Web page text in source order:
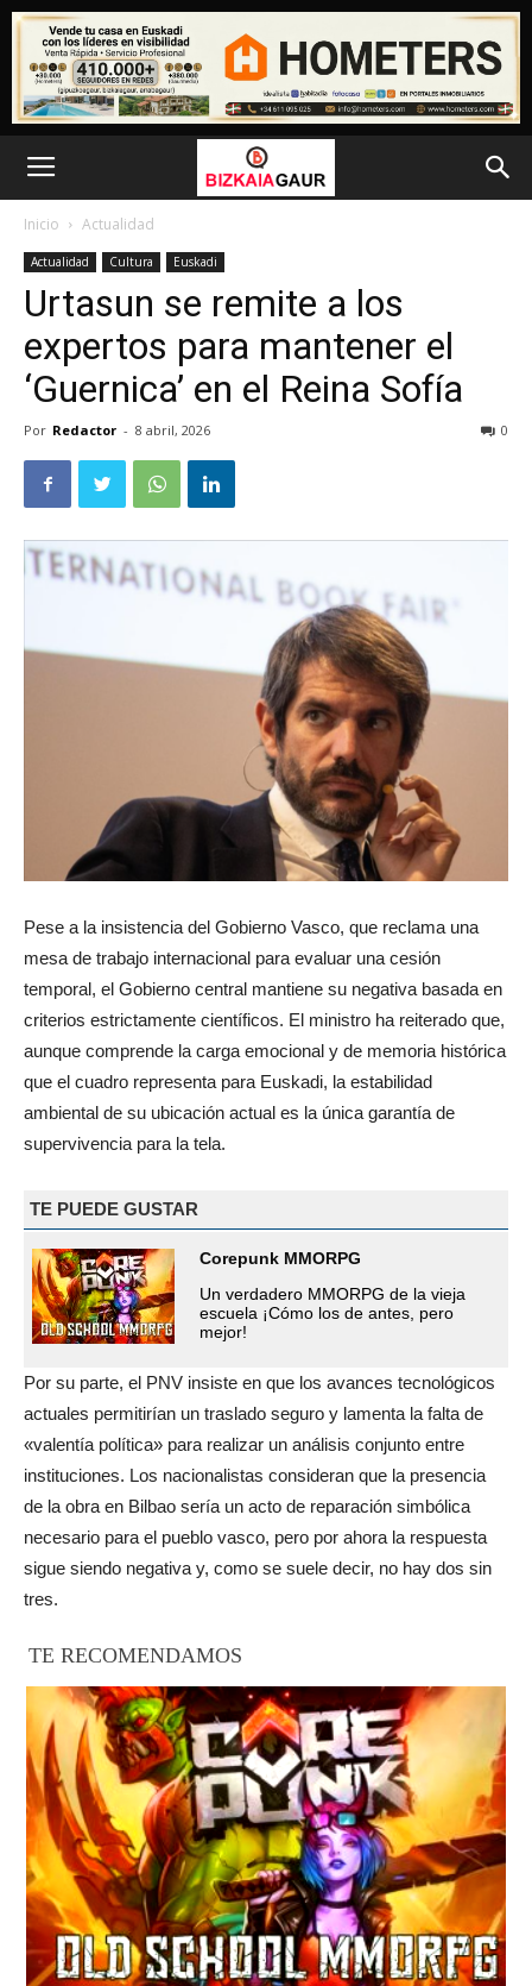
Inicio Actualidad
Actualidad Cultura Euskadi
Urtasun se remite a los
expertos para mantener el
‘Guernica’ en el Reina Sofía
Por Redactor - 8 abril, 2026 0
Pese a la insistencia del Gobierno Vasco, que reclama una
mesa de trabajo internacional para evaluar una cesión
temporal, el Gobierno central mantiene su negativa basada en
criterios estrictamente científicos. El ministro ha reiterado que,
aunque comprende la carga emocional y de memoria histórica
que el cuadro representa para Euskadi, la estabilidad
ambiental de su ubicación actual es la única garantía de
supervivencia para la tela.
TE PUEDE GUSTAR
Corepunk MMORPG
Un verdadero MMORPG de la vieja
escuela ¡Cómo los de antes, pero
mejor!
Por su parte, el PNV insiste en que los avances tecnológicos
actuales permitirían un traslado seguro y lamenta la falta de
«valentía política» para realizar un análisis conjunto entre
instituciones. Los nacionalistas consideran que la presencia
de la obra en Bilbao sería un acto de reparación simbólica
necesario para el pueblo vasco, pero por ahora la respuesta
sigue siendo negativa y, como se suele decir, no hay dos sin
tres.
TE RECOMENDAMOS